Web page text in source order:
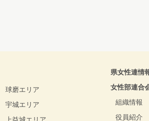
球磨エリア
宇城エリア
県女性連情
女性部連合
組織情報
役員紹介